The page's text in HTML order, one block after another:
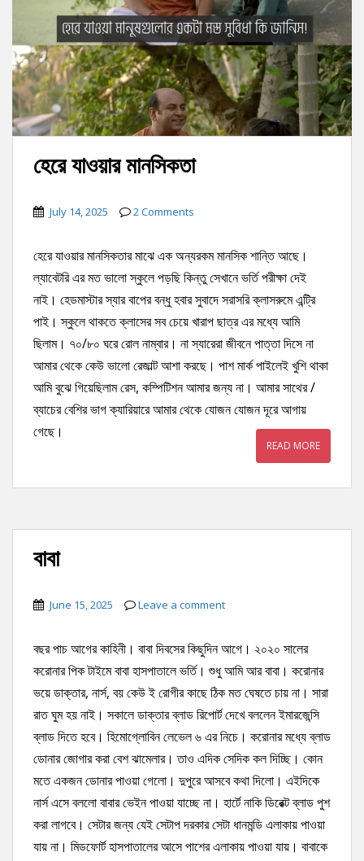
হেরে যাওয়ার মানসিকতা
July 14, 2025 2 Comments
হেরে যাওয়ার মানসিকতার মাঝে এক অন্যরকম মানসিক শান্তি আছে।
ল্যাবেটরি এর মত ভালো স্কুলে পড়ছি কিন্তু সেখানে ভর্তি পরীক্ষা দেই
নাই। হেডমাস্টার স্যার বাপের বন্ধু হবার সুবাদে সরাসরি ক্লাসরুমে এন্ট্রি
পাই। স্কুলে থাকতে ক্লাসের সব চেয়ে খারাপ ছাত্র এর মধ্যে আমি
ছিলাম। ৭০/৮০ ঘরে রোল নাম্বার। না স্যারেরা জীবনে পাত্তা দিসে না
আমার থেকে কেউ ভালো রেজাল্ট আশা করছে। পাশ মার্ক পাইলেই খুশি থাকা
আমি বুঝে গিয়েছিলাম রেস, কম্পিটিশন আমার জন্য না। আমার সাথের /
ব্যাচের বেশির ভাগ ক্যারিয়ারে আমার থেকে যোজন যোজন দূরে আগায়
গেছে।
READ MORE
বাবা
June 15, 2025 Leave a comment
বছর পাচ আগের কাহিনী। বাবা দিবসের কিছুদিন আগে। ২০২০ সালের
করোনার পিক টাইমে বাবা হাসপাতালে ভর্তি। শুধু আমি আর বাবা। করোনার
ভয়ে ডাক্তার, নার্স, বয় কেউ ই রোগীর কাছে ঠিক মত ঘেষতে চায় না। সারা
রাত ঘুম হয় নাই। সকালে ডাক্তার ব্লাড রিপোর্ট দেখে বললেন ইমারজেন্সি
ব্লাড দিতে হবে। হিমোগ্লোবিন লেভেল ৬ এর নিচে। করোনার মধ্যে ব্লাড
ডোনার জোগার করা বেশ ঝামেলার। তাও এদিক সেদিক কল দিচ্ছি। কোন
মতে একজন ডোনার পাওয়া গেলো। দুপুরে আসবে কথা দিলো। এইদিকে
নার্স এসে বললো বাবার ভেইন পাওয়া যাচ্ছে না। হার্টে নাকি ডিরেক্ট ব্লাড পুশ
করা লাগবে। সেটার জন্য যেই সেটাপ দরকার সেটা ধানমন্ডি এলাকায় পাওয়া
যায় না। মিডফোর্ট হাসপাতালের আসে পাশের এলাকায় পাওয়া যায়। বাবাকে